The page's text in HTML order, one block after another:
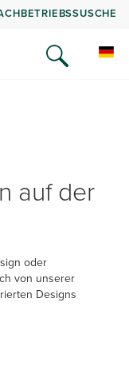
auf der
oder
von unserer
Designs